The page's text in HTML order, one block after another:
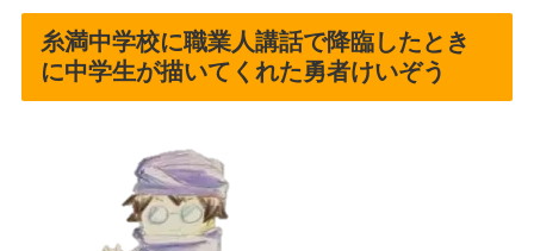
糸満中学校に職業人講話で降臨したとき
に中学生が描いてくれた勇者けいぞう